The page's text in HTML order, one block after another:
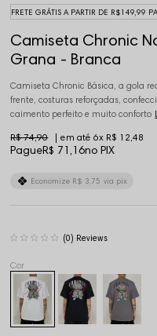
FRETE GRÁTIS A PARTIR DE R$149,99
Camiseta Chronic
Grana - Branca
Camiseta Chronic Básica, a gola
frente, costuras reforçadas,
caimento perfeito e muito conforto
PagueR$ 71,16no PIX
R$ 74,90 6x R$ 12,48
Economize R$ 3,75 via pix
(0)